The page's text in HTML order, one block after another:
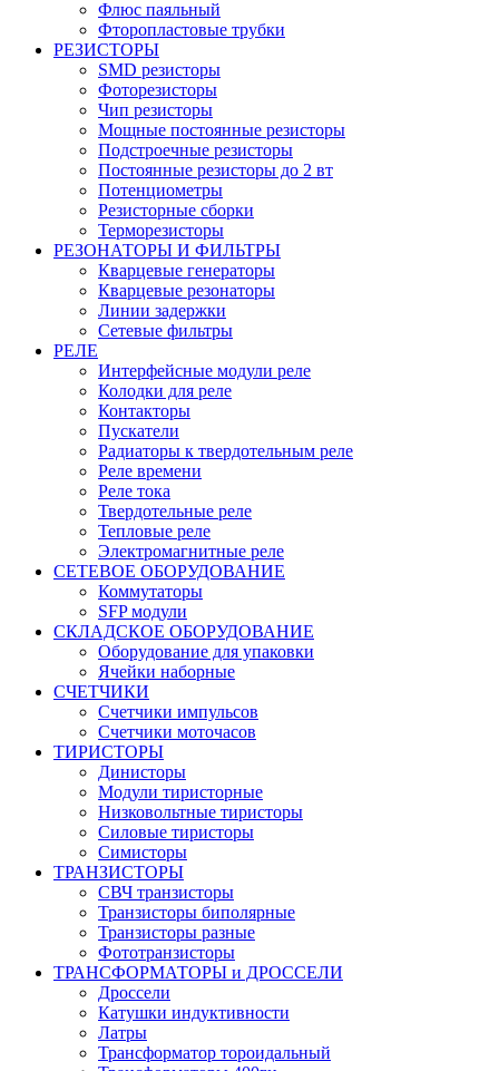
Флюс паяльный
Фторопластовые трубки
РЕЗИСТОРЫ
SMD резисторы
Фоторезисторы
Чип резисторы
Мощные постоянные резисторы
Подстроечные резисторы
Постоянные резисторы до 2 вт
Потенциометры
Резисторные сборки
Терморезисторы
РЕЗОНАТОРЫ И ФИЛЬТРЫ
Кварцевые генераторы
Кварцевые резонаторы
Линии задержки
Сетевые фильтры
РЕЛЕ
Интерфейсные модули реле
Колодки для реле
Контакторы
Пускатели
Радиаторы к твердотельным реле
Реле времени
Реле тока
Твердотельные реле
Тепловые реле
Электромагнитные реле
СЕТЕВОЕ ОБОРУДОВАНИЕ
Коммутаторы
SFP модули
СКЛАДСКОЕ ОБОРУДОВАНИЕ
Оборудование для упаковки
Ячейки наборные
СЧЕТЧИКИ
Счетчики импульсов
Счетчики моточасов
ТИРИСТОРЫ
Динисторы
Модули тиристорные
Низковольтные тиристоры
Силовые тиристоры
Симисторы
ТРАНЗИСТОРЫ
СВЧ транзисторы
Транзисторы биполярные
Транзисторы разные
Фототранзисторы
ТРАНСФОРМАТОРЫ и ДРОССЕЛИ
Дроссели
Катушки индуктивности
Латры
Трансформатор тороидальный